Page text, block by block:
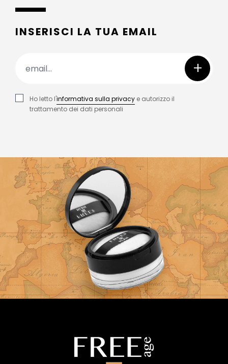
INSERISCI LA TUA EMAIL
+
Ho letto l'informativa sulla privacy e autorizzo il
trattamento dei dati personali